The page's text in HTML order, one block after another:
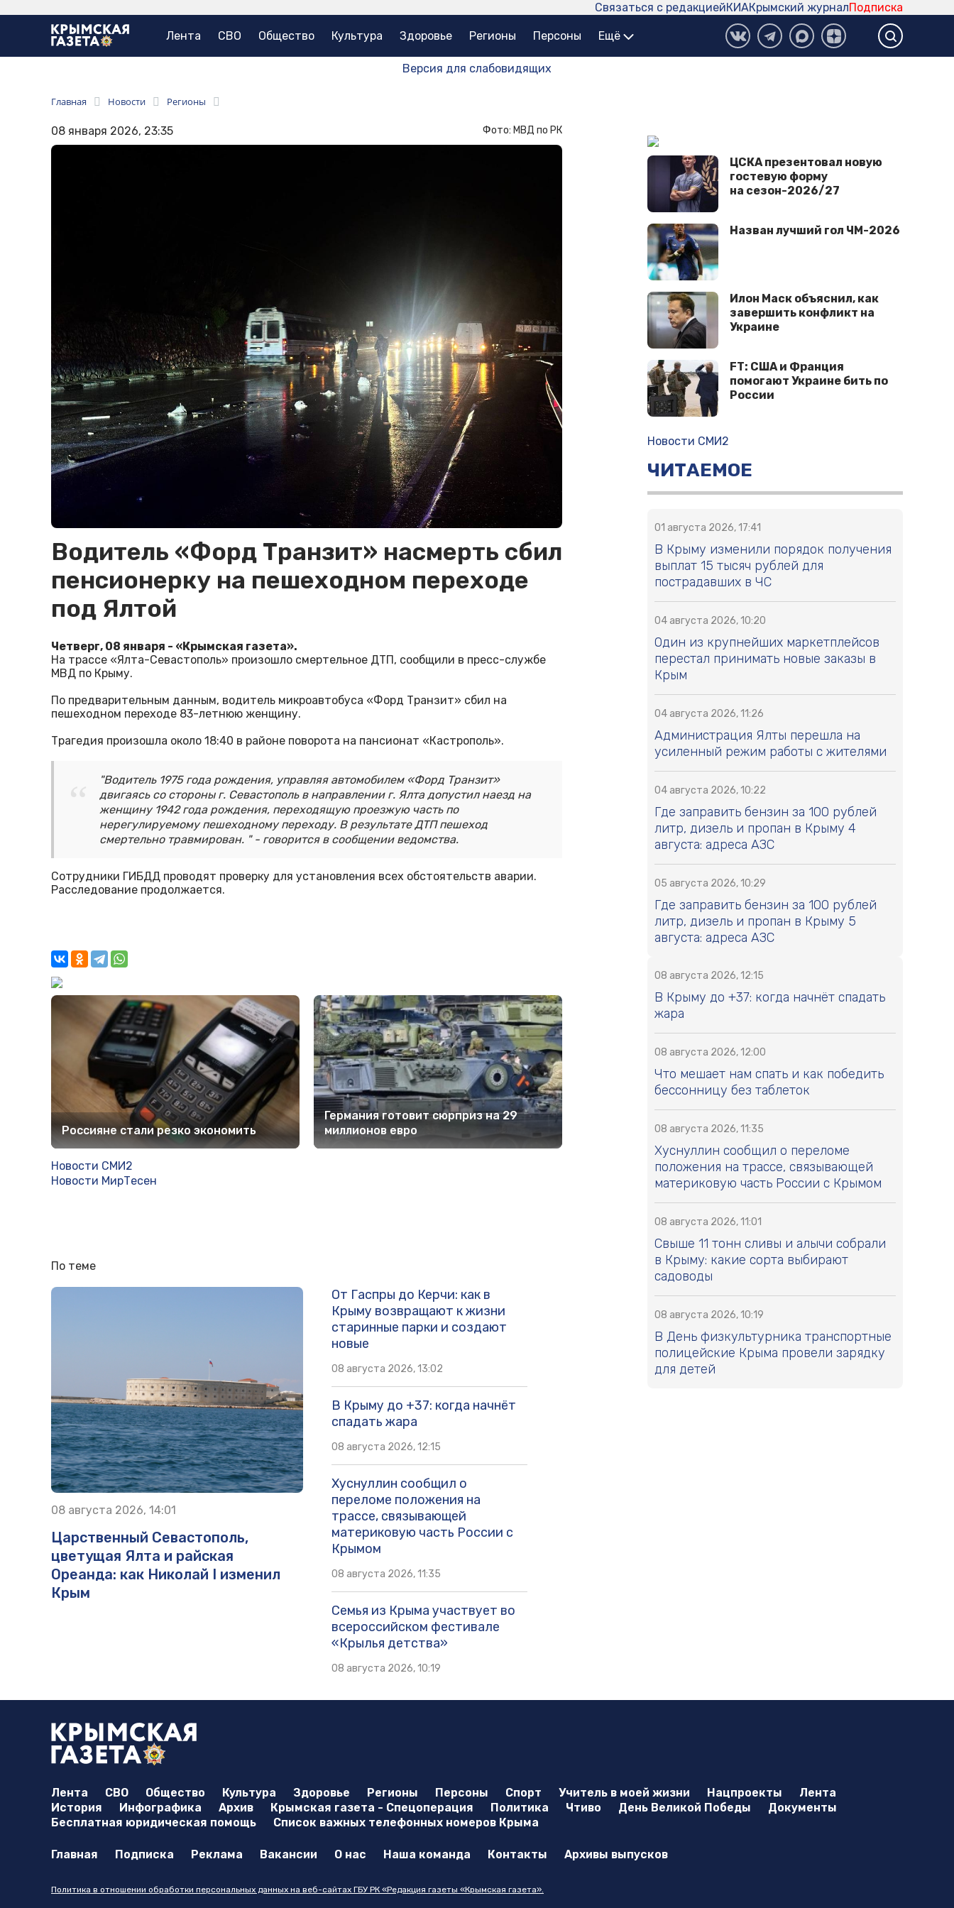
Подписка
Крымский журнал
КИА
Связаться с редакцией
Лента СВО Общество Культура Здоровье Регионы Персоны Ещё
Версия для слабовидящих
Главная Новости Регионы
08 января 2026, 23:35 Фото: МВД по РК
Водитель «Форд Транзит» насмерть сбил
пенсионерку на пешеходном переходе
под Ялтой
Четверг, 08 января - «Крымская газета».
На трассе «Ялта-Севастополь» произошло смертельное ДТП, сообщили в пресс-службе
МВД по Крыму.
По предварительным данным, водитель микроавтобуса «Форд Транзит» сбил на
пешеходном переходе 83-летнюю женщину.
Трагедия произошла около 18:40 в районе поворота на пансионат «Кастрополь».
"Водитель 1975 года рождения, управляя автомобилем «Форд Транзит»
двигаясь со стороны г. Севастополь в направлении г. Ялта допустил наезд на
женщину 1942 года рождения, переходящую проезжую часть по
нерегулируемому пешеходному переходу. В результате ДТП пешеход
смертельно травмирован. " - говорится в сообщении ведомства.
Сотрудники ГИБДД проводят проверку для установления всех обстоятельств аварии.
Расследование продолжается.
Россияне стали резко экономить
Германия готовит сюрприз на 29
миллионов евро
Новости СМИ2
Новости МирТесен
По теме
08 августа 2026, 14:01
Царственный Севастополь,
цветущая Ялта и райская
Ореанда: как Николай I изменил
Крым
От Гаспры до Керчи: как в
Крыму возвращают к жизни
старинные парки и создают
новые
08 августа 2026, 13:02
В Крыму до +37: когда начнёт
спадать жара
08 августа 2026, 12:15
Хуснуллин сообщил о
переломе положения на
трассе, связывающей
материковую часть России с
Крымом
08 августа 2026, 11:35
Семья из Крыма участвует во
всероссийском фестивале
«Крылья детства»
08 августа 2026, 10:19
ЦСКА презентовал новую
гостевую форму
на сезон-2026/27
Назван лучший гол ЧМ-2026
Илон Маск объяснил, как
завершить конфликт на
Украине
FT: США и Франция
помогают Украине бить по
России
Новости СМИ2
ЧИТАЕМОЕ
01 августа 2026, 17:41
В Крыму изменили порядок получения
выплат 15 тысяч рублей для
пострадавших в ЧС
04 августа 2026, 10:20
Один из крупнейших маркетплейсов
перестал принимать новые заказы в
Крым
04 августа 2026, 11:26
Администрация Ялты перешла на
усиленный режим работы с жителями
04 августа 2026, 10:22
Где заправить бензин за 100 рублей
литр, дизель и пропан в Крыму 4
августа: адреса АЗС
05 августа 2026, 10:29
Где заправить бензин за 100 рублей
литр, дизель и пропан в Крыму 5
августа: адреса АЗС
08 августа 2026, 12:15
В Крыму до +37: когда начнёт спадать
жара
08 августа 2026, 12:00
Что мешает нам спать и как победить
бессонницу без таблеток
08 августа 2026, 11:35
Хуснуллин сообщил о переломе
положения на трассе, связывающей
материковую часть России с Крымом
08 августа 2026, 11:01
Свыше 11 тонн сливы и алычи собрали
в Крыму: какие сорта выбирают
садоводы
08 августа 2026, 10:19
В День физкультурника транспортные
полицейские Крыма провели зарядку
для детей
Лента СВО Общество Культура Здоровье Регионы Персоны Спорт Учитель в моей жизни Нацпроекты
Лента
История
Инфографика Архив Крымская газета - Спецоперация Политика Чтиво День Великой Победы
Документы
Бесплатная юридическая помощь
Список важных телефонных номеров Крыма
Главная Подписка Реклама Вакансии О нас Наша команда Контакты Архивы выпусков
Политика в отношении обработки персональных данных на веб-сайтах ГБУ РК «Редакция газеты «Крымская газета».